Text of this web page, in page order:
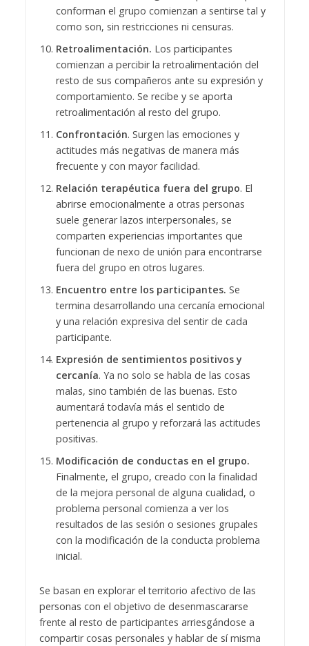
conforman el grupo comienzan a sentirse tal y
como son, sin restricciones ni censuras.
Retroalimentación. Los participantes
comienzan a percibir la retroalimentación del
resto de sus compañeros ante su expresión y
comportamiento. Se recibe y se aporta
retroalimentación al resto del grupo.
Confrontación. Surgen las emociones y
actitudes más negativas de manera más
frecuente y con mayor facilidad.
Relación terapéutica fuera del grupo. El
abrirse emocionalmente a otras personas
suele generar lazos interpersonales, se
comparten experiencias importantes que
funcionan de nexo de unión para encontrarse
fuera del grupo en otros lugares.
Encuentro entre los participantes. Se
termina desarrollando una cercanía emocional
y una relación expresiva del sentir de cada
participante.
Expresión de sentimientos positivos y
cercanía. Ya no solo se habla de las cosas
malas, sino también de las buenas. Esto
aumentará todavía más el sentido de
pertenencia al grupo y reforzará las actitudes
positivas.
Modificación de conductas en el grupo.
Finalmente, el grupo, creado con la finalidad
de la mejora personal de alguna cualidad, o
problema personal comienza a ver los
resultados de las sesión o sesiones grupales
con la modificación de la conducta problema
inicial.
Se basan en explorar el territorio afectivo de las
personas con el objetivo de desenmascararse
frente al resto de participantes arriesgándose a
compartir cosas personales y hablar de sí misma